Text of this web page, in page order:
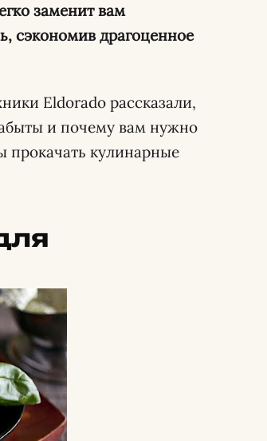
заменит вам
сэкономив драгоценное
Eldorado рассказали,
и почему вам нужно
прокачать кулинарные